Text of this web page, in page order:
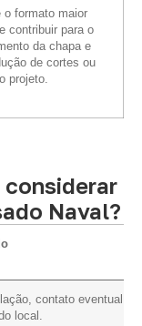
o formato maior
contribuir para o
da chapa e
de cortes ou
projeto.
Naval?
contato eventual
local.